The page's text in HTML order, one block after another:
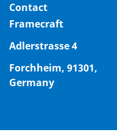
Contact
Framecraft
Adlerstrasse 4
Forchheim, 91301,
Germany